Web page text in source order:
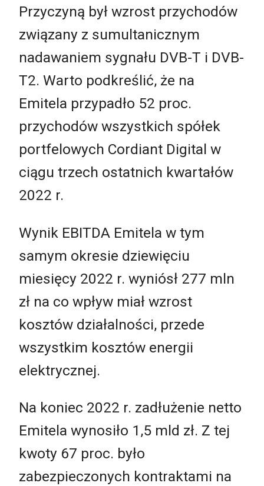
Przyczyną był wzrost przychodów
związany z sumultanicznym
nadawaniem sygnału DVB-T i DVB-
T2. Warto podkreślić, że na
Emitela przypadło 52 proc.
przychodów wszystkich spółek
portfelowych Cordiant Digital w
ciągu trzech ostatnich kwartałów
2022 r.
Wynik EBITDA Emitela w tym
samym okresie dziewięciu
miesięcy 2022 r. wyniósł 277 mln
zł na co wpływ miał wzrost
kosztów działalności, przede
wszystkim kosztów energii
elektrycznej.
Na koniec 2022 r. zadłużenie netto
Emitela wynosiło 1,5 mld zł. Z tej
kwoty 67 proc. było
zabezpieczonych kontraktami na